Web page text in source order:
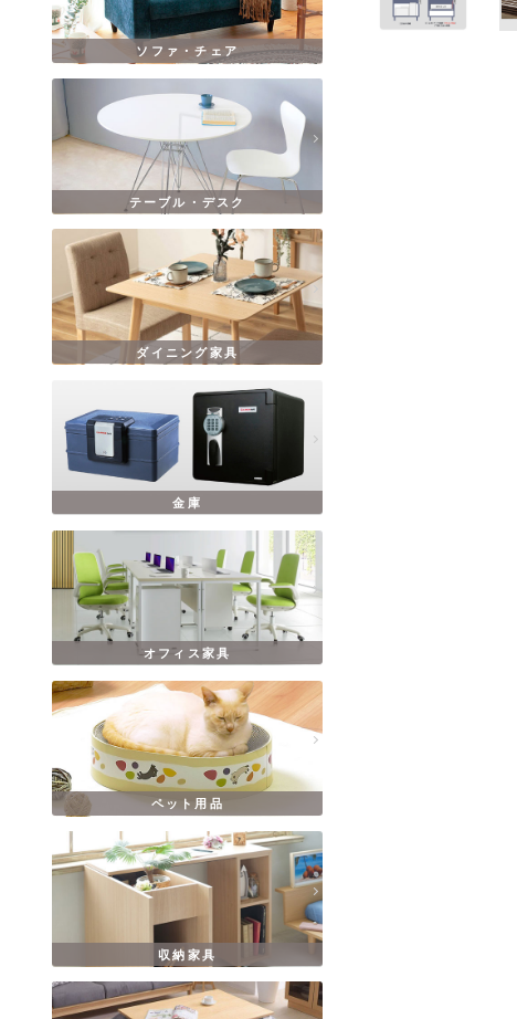
ソファ・チェア
テーブル・デスク
ダイニング家具
金庫
オフィス家具
ペット用品
収納家具